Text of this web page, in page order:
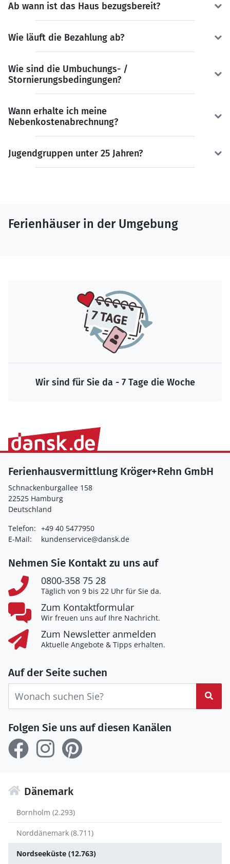
Ab wann ist das Haus bezugsbereit?
Wie läuft die Bezahlung ab?
Wie sind die Umbuchungs- /
Stornierungsbedingungen?
Wann erhalte ich meine
Nebenkostenabrechnung?
Jugendgruppen unter 25 Jahren?
Ferienhäuser in der Umgebung
Garantierte Sicherheit bei der Buchung
Ferienhausvermittlung Kröger+Rehn GmbH
Schnackenburgallee 158
22525 Hamburg
Deutschland
Telefon: +49 40 5477950
E-Mail:
kundenservice@dansk.de
Nehmen Sie Kontakt zu uns auf
0800-358 75 28
Täglich von 9 bis 22 Uhr für Sie da.
Zum Kontaktformular
Wir freuen uns auf Ihre Nachricht.
Zum Newsletter anmelden
Aktuelle Angebote & Tipps erhalten.
Auf der Seite suchen
Folgen Sie uns auf diesen Kanälen
Dänemark
Bornholm (2.293)
Norddänemark (8.711)
Nordseeküste (12.763)